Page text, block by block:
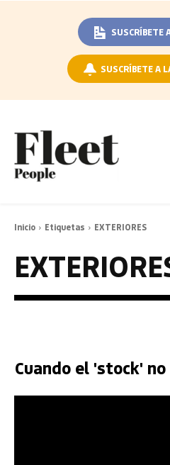
SUSCRÍBETE
SUSCRÍBETE A
Inicio Etiquetas EXTERIORES
Cuando el 'stock'